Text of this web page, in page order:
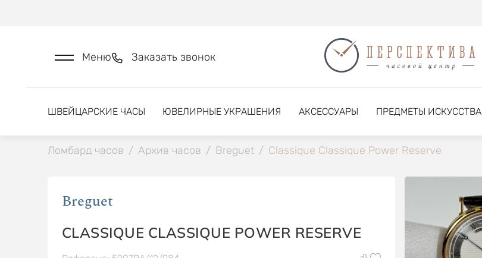
Меню Заказать звонок
ШВЕЙЦАРСКИЕ ЧАСЫ ЮВЕЛИРНЫЕ УКРАШЕНИЯ АКСЕССУАРЫ ПРЕДМЕТЫ ИСКУССТВА
Ломбард часов / Архив часов / Breguet / Classique Classique Power Reserve
Breguet
CLASSIQUE CLASSIQUE POWER RESERVE